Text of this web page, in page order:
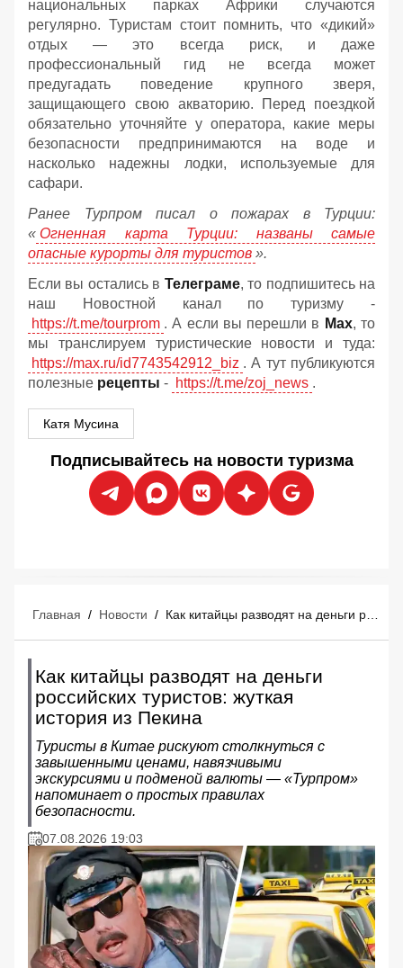
национальных парках Африки случаются
регулярно. Туристам стоит помнить, что «дикий»
отдых — это всегда риск, и даже
профессиональный гид не всегда может
предугадать поведение крупного зверя,
защищающего свою акваторию. Перед поездкой
обязательно уточняйте у оператора, какие меры
безопасности предпринимаются на воде и
насколько надежны лодки, используемые для
сафари.
Ранее Турпром писал о пожарах в Турции:
« Огненная карта Турции: названы самые
опасные курорты для туристов ».
Если вы остались в Телеграме, то подпишитесь на
наш Новостной канал по туризму -
https://t.me/tourprom . А если вы перешли в Мах, то
мы транслируем туристические новости и туда:
https://max.ru/id7743542912_biz . А тут публикуются
полезные рецепты - https://t.me/zoj_news .
Катя Мусина
Подписывайтесь на новости туризма
Главная / Новости /
Как китайцы разводят на деньги
российских туристов: жуткая
история из Пекина
Туристы в Китае рискуют столкнуться с
завышенными ценами, навязчивыми
экскурсиями и подменой валюты — «Турпром»
напоминает о простых правилах
безопасности.
07.08.2026 19:03